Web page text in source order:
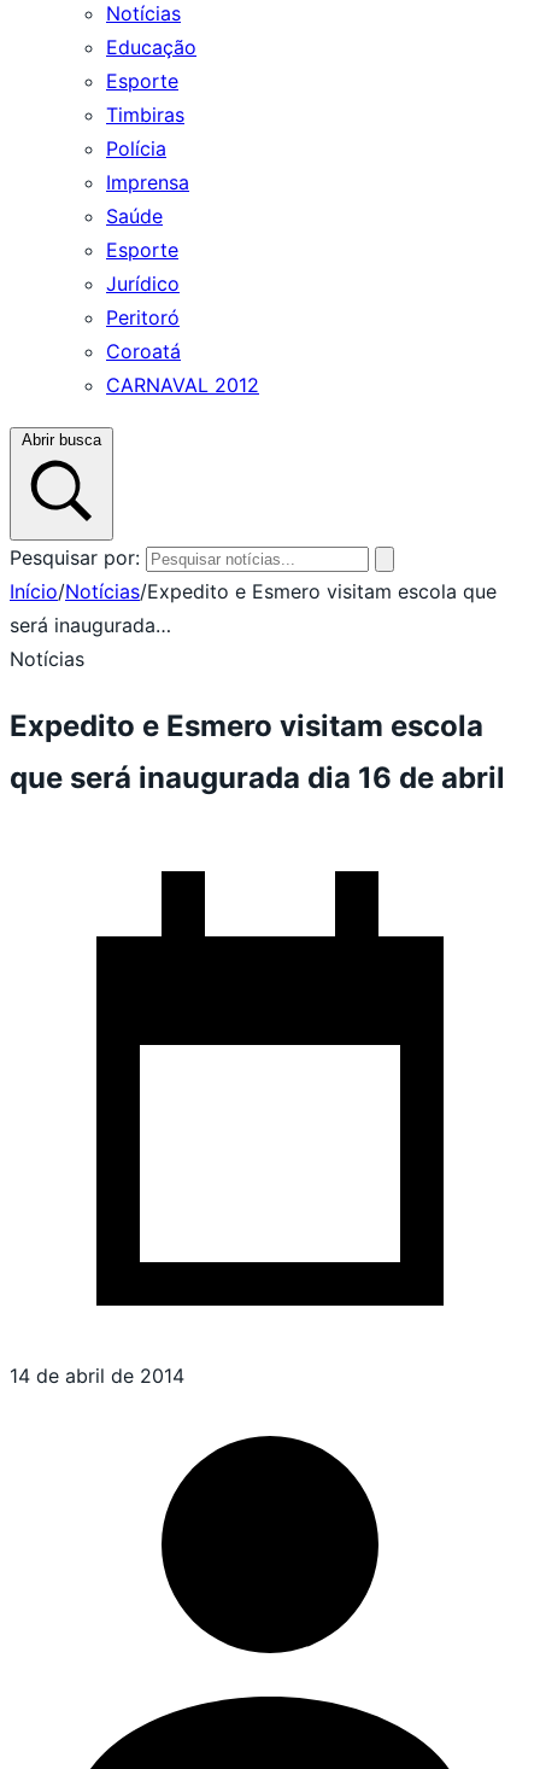
Notícias
Educação
Esporte
Timbiras
Polícia
Imprensa
Saúde
Esporte
Jurídico
Peritoró
Coroatá
CARNAVAL 2012
Abrir busca
Pesquisar por:
Início/Notícias/Expedito e Esmero visitam escola que
será inaugurada…
Notícias
Expedito e Esmero visitam escola
que será inaugurada dia 16 de abril
14 de abril de 2014